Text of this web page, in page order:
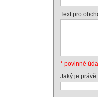
Text pro
* povinné
Jaký je právě